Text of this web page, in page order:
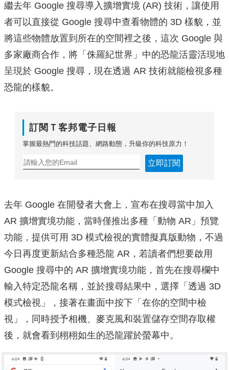
繼去年 Google 搜尋導入擴增實境 (AR) 技術，讓使用
者可以直接從 Google 搜尋中查看物體的 3D 樣貌，並
將這些物體放置到所在的空間裡之後，這次 Google 與
多家廠商合作，將「侏羅紀世界」中的恐龍活靈活現地
呈現於 Google 搜尋，現在透過 AR 技術就能檢視多種
恐龍的樣貌。
訂閱Ｔ客邦電子日報
掌握最熱門的科技話題、網路動態，升級你的科技原力！
立即訂閱
去年 Google 在開發者大會上，宣布在搜尋當中加入
AR 擴增實境功能，當時僅推出多種「動物 AR」預覽
功能，提供可用 3D 模式檢視的實體擬真版動物，不過
今日再度更新結合多種恐龍 AR，若讀者們想要啟用
Google 搜尋中的 AR 擴增實境功能，首先在搜尋欄中
輸入特定恐龍名稱，並於搜尋結果中，選擇「透過 3D
模式檢視」，接著在畫面中按下「在你的空間中檢
視」，同時授予相機、麥克風和裝置儲存空間存取權
後，就會看到栩栩如生的恐龍躍於螢幕中。